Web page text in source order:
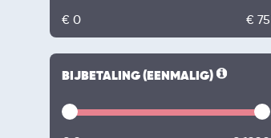
€ 0 € 75
BIJBETALING (EENMALIG)